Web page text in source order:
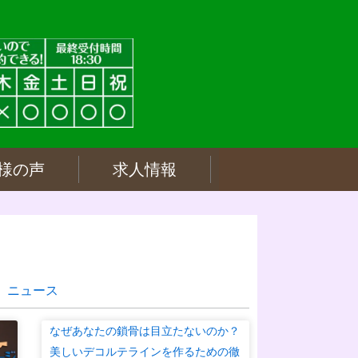
の声 求人情報
ニュース
なぜあなたの鎖骨は目立たないのか？
美しいデコルテラインを作るための徹